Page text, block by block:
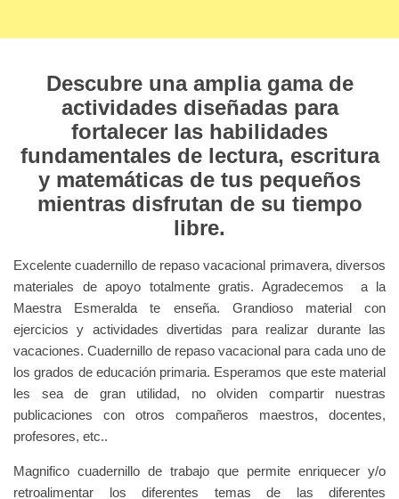
Descubre una amplia gama de
actividades diseñadas para
fortalecer las habilidades
fundamentales de lectura, escritura
y matemáticas de tus pequeños
mientras disfrutan de su tiempo
libre.
Excelente cuadernillo de repaso vacacional primavera, diversos
materiales de apoyo totalmente gratis. Agradecemos a la
Maestra Esmeralda te enseña. Grandioso material con
ejercicios y actividades divertidas para realizar durante las
vacaciones. Cuadernillo de repaso vacacional para cada uno de
los grados de educación primaria. Esperamos que este material
les sea de gran utilidad, no olviden compartir nuestras
publicaciones con otros compañeros maestros, docentes,
profesores, etc..
Magnifico cuadernillo de trabajo que permite enriquecer y/o
retroalimentar los diferentes temas de las diferentes